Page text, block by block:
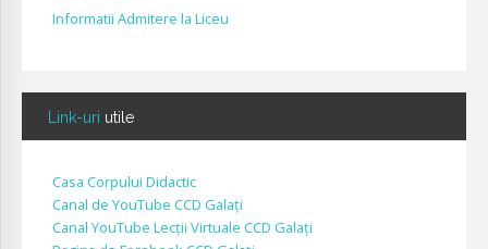
Informatii Admitere la Liceu
Link-uri utile
Casa Corpului Didactic
Canal de YouTube CCD Galați
Canal YouTube Lecții Virtuale CCD Galați